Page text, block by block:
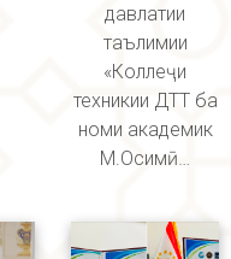
давлатии
таълимии
«Коллеҷи
техникии ДТТ ба
номи академик
М.Осимӣ…